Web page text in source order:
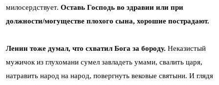
милосердствует. Оставь Господь во здравии или при
должности/могуществе плохого сына, хорошие пострадают.
Ленин тоже думал, что схватил Бога за бороду. Неказистый
мужичок из глухомани сумел завладеть умами, свалить царя,
натравить народ на народ, повергнуть вековые святыни. И глядя